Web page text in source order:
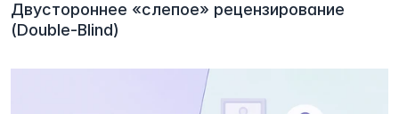
Двустороннее «слепое» рецензирование
(Double-Blind)